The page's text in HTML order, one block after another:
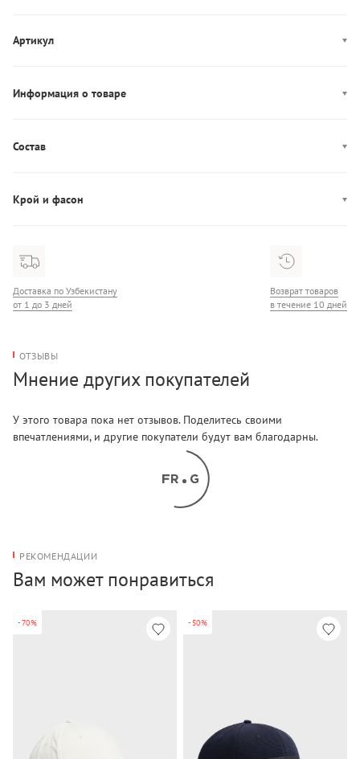
Артикул
Информация о товаре
Застежка: затяжка
Состав
Крой и фасон
Доставка по Узбекистану
от 1 до 3 дней
Возврат товаров
в течение 10 дней
ОТЗЫВЫ
Мнение других покупателей
У этого товара пока нет отзывов. Поделитесь своими
впечатлениями, и другие покупатели будут вам благодарны.
РЕКОМЕНДАЦИИ
Вам может понравиться
-70% -50%